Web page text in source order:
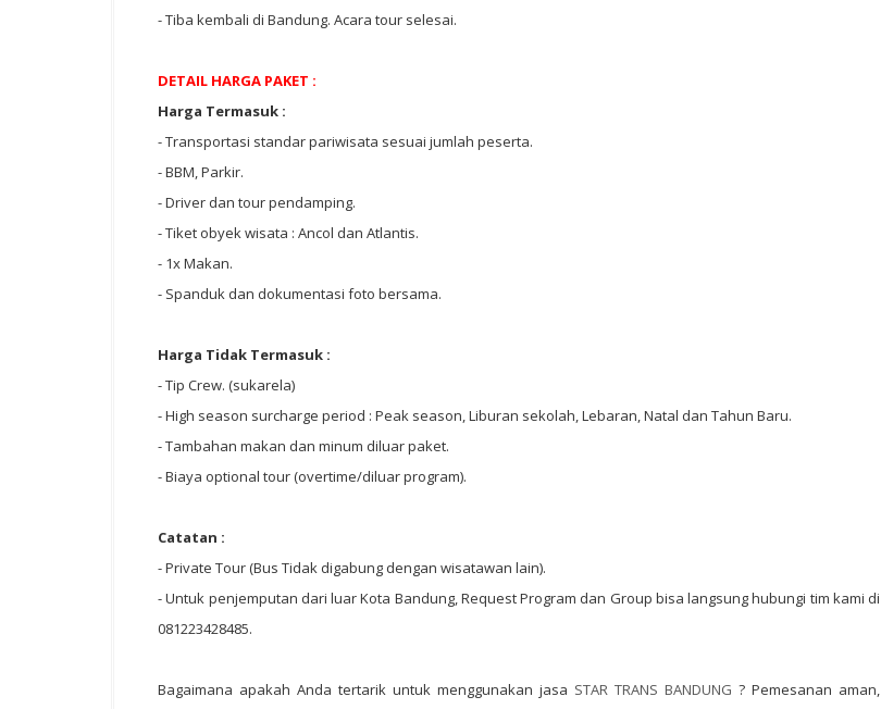
- Tiba kembali di Bandung. Acara tour selesai.
DETAIL HARGA PAKET :
Harga Termasuk :
- Transportasi standar pariwisata sesuai jumlah peserta.
- BBM, Parkir.
- Driver dan tour pendamping.
- Tiket obyek wisata : Ancol dan Atlantis.
- 1x Makan.
- Spanduk dan dokumentasi foto bersama.
Harga Tidak Termasuk :
- Tip Crew. (sukarela)
- High season surcharge period : Peak season, Liburan sekolah, Lebaran, Natal dan Tahun Baru.
- Tambahan makan dan minum diluar paket.
- Biaya optional tour (overtime/diluar program).
Catatan :
- Private Tour (Bus Tidak digabung dengan wisatawan lain).
- Untuk penjemputan dari luar Kota Bandung, Request Program dan Group bisa langsung hubungi tim kami di
081223428485.
Bagaimana apakah Anda tertarik untuk menggunakan jasa STAR TRANS BANDUNG ? Pemesanan aman,